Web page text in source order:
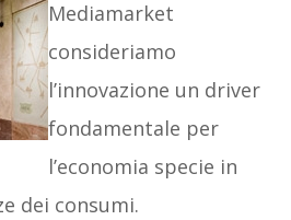
Mediamarket
consideriamo
l’innovazione un driver
fondamentale per
l’economia specie in
dei consumi.